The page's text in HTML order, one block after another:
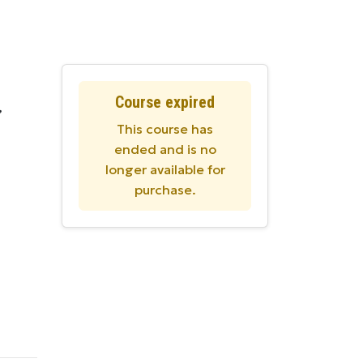
Course expired
This course has
ended and is no
longer available for
purchase.